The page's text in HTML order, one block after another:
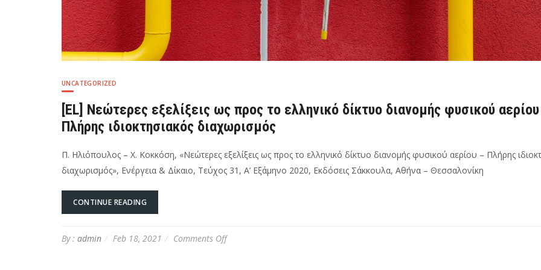
UNCATEGORIZED
[EL] Νεώτερες εξελίξεις ως προς το ελληνικό δίκτυο διανομής φυσικού
Πλήρης ιδιοκτησιακός διαχωρισμός
Π. Ηλιόπουλος – Χ. Κοκκόση, «Νεώτερες εξελίξεις ως προς το ελληνικό δίκτυο διανομής φυσικού αερίου – Πλήρης
διαχωρισμός», Ενέργεια & Δίκαιο, Τεύχος 31, Α’ Εξάμηνο 2020, Εκδόσεις Σάκκουλα, Αθήνα – Θεσσαλονίκη
CONTINUE READING
By : admin Feb 18, 2021 Comments Offon